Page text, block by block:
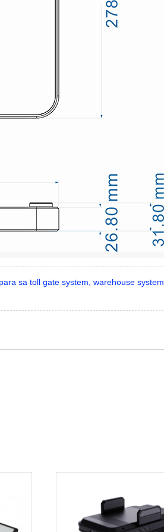
sa toll gate system, warehouse system